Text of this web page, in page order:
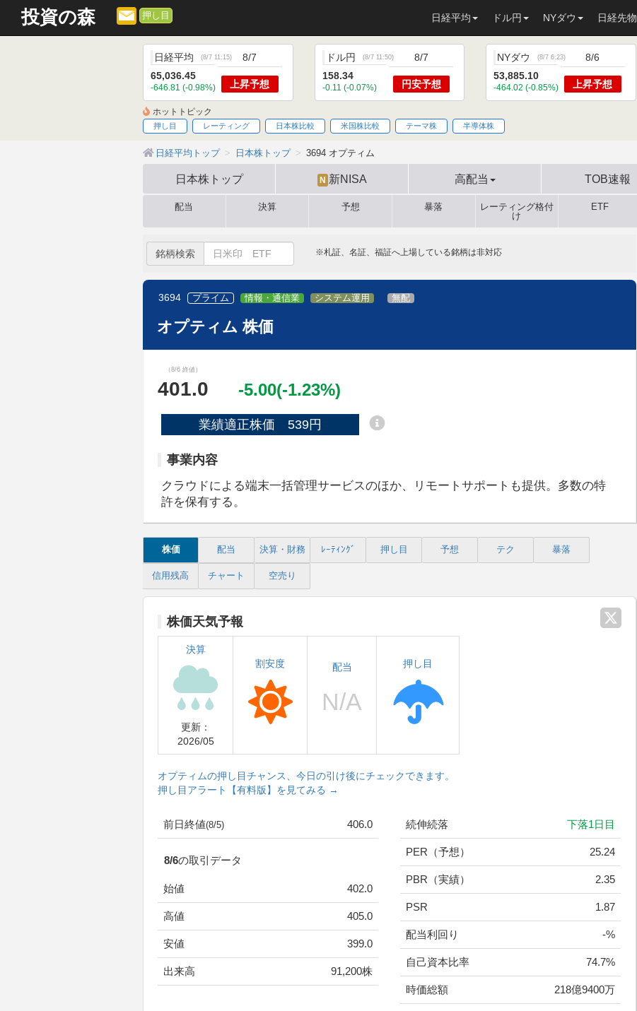
投資の森 押し目 日経平均 ドル円 NYダウ 日経先物
日経平均 (8/7 11:15)
65,036.45
-646.81 (-0.98%)
8/7
上昇予想
ドル円 (8/7 11:50)
158.34
-0.11 (-0.07%)
8/7
円安予想
NYダウ (8/7 6:23)
53,885.10
-464.02 (-0.85%)
8/6
上昇予想
ホットトピック
押し目 レーティング 日本株比較 米国株比較 テーマ株 半導体株
日経平均トップ 日本株トップ 3694 オプティム
日本株トップ N 新NISA 高配当 TOB速報
配当 決算 予想 暴落
レーティング格付
け
ETF
銘柄検索 ※札証、名証、福証へ上場している銘柄は非対応
3694 プライム 情報・通信業 システム運用 無配
オプティム 株価
（8/6 終値）
401.0 -5.00(-1.23%)
業績適正株価 539円
事業内容
クラウドによる端末一括管理サービスのほか、リモートサポートも提供。多数の特
許を保有する。
株価 配当 決算・財務 ﾚｰﾃｨﾝｸﾞ 押し目 予想 テク 暴落
信用残高 チャート 空売り
株価天気予報
決算
更新：
2026/05
割安度 配当 押し目
オプティムの押し目チャンス、今日の引け後にチェックできます。
押し目アラート【有料版】を見てみる →
前日終値(8/5) 406.0
8/6の取引データ
始値 402.0
高値 405.0
安値 399.0
出来高 91,200株
続伸続落 下落1日目
PER（予想） 25.24
PBR（実績） 2.35
PSR 1.87
配当利回り -%
自己資本比率 74.7%
時価総額 218億9400万